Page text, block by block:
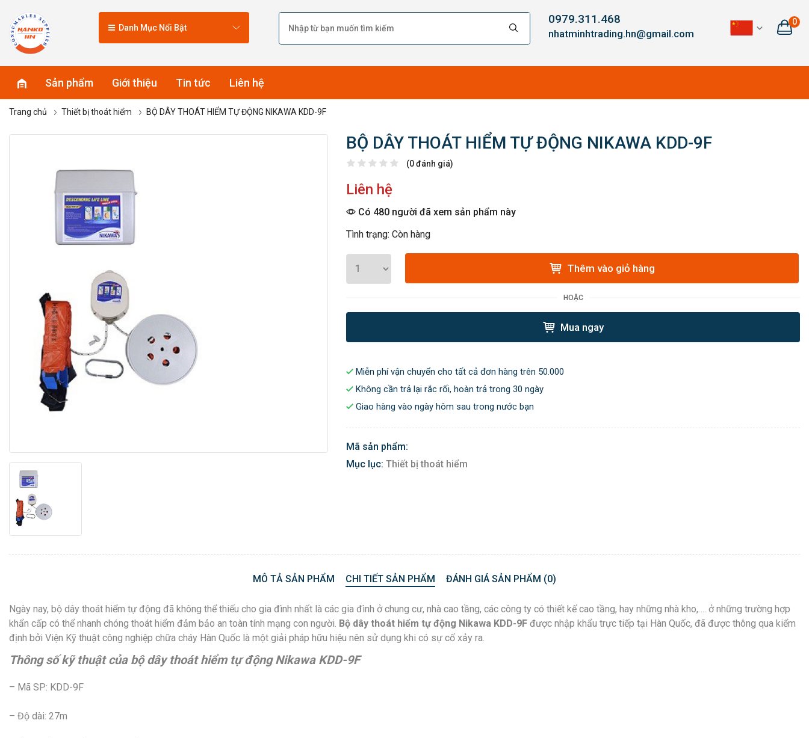
Danh Mục Nổi Bật
0979.311.468
nhatminhtrading.hn@gmail.com
0
Sản phẩm Giới thiệu Tin tức Liên hệ
Trang chủ Thiết bị thoát hiểm BỘ DÂY THOÁT HIỂM TỰ ĐỘNG NIKAWA KDD-9F
BỘ DÂY THOÁT HIỂM TỰ ĐỘNG NIKAWA KDD-9F
(0 đánh giá)
Liên hệ
Có 480 người đã xem sản phẩm này
Tình trạng: Còn hàng
Thêm vào giỏ hàng
HOẶC
Mua ngay
Miễn phí vận chuyển cho tất cả đơn hàng trên 50.000
Không cần trả lại rắc rối, hoàn trả trong 30 ngày
Giao hàng vào ngày hôm sau trong nước bạn
Mã sản phẩm:
Mục lục: Thiết bị thoát hiểm
MÔ TẢ SẢN PHẨM CHI TIẾT SẢN PHẨM ĐÁNH GIÁ SẢN PHẨM (0)
Ngày nay, bộ dây thoát hiểm tự động đã không thể thiếu cho gia đình nhất là các gia đình ở chung cư, nhà cao tầng, các công ty có thiết kế cao tầng, hay những nhà kho,…. ở những trường hợp
khẩn cấp có thể nhanh chóng thoát hiểm đảm bảo an toàn tính mạng con người. Bộ dây thoát hiểm tự động Nikawa KDD-9F được nhập khẩu trực tiếp tại Hàn Quốc, đã được thông qua kiểm
định bởi Viện Kỹ thuật công nghiệp chữa cháy Hàn Quốc là một giải pháp hữu hiệu nên sử dụng khi có sự cố xảy ra.
Thông số kỹ thuật của bộ dây thoát hiểm tự động Nikawa KDD-9F
– Mã SP: KDD-9F
– Độ dài: 27m